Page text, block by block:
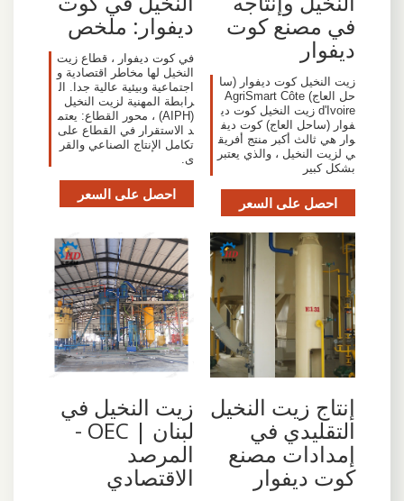
في مصنع كوت
ديفوار
زيت النخيل كوت ديفوار (سا
حل العاج) AgriSmart Côte
d'Ivoire زيت النخيل كوت دي
فوار (ساحل العاج) كوت ديف
وار هي ثالث أكبر منتج أفريق
ي لزيت النخيل ، والذي يعتبر
بشكل كبير
احصل على السعر
ديفوار: ملخص
في كوت ديفوار ، قطاع زيت
النخيل لها مخاطر اقتصادية و
اجتماعية وبيئية عالية جدا. ال
رابطة المهنية لزيت النخيل
(AIPH) ، محور القطاع: يعتم
د الاستقرار في القطاع على
تكامل الإنتاج الصناعي والقر
ى.
احصل على السعر
إنتاج زيت النخيل
التقليدي في
إمدادات مصنع
كوت ديفوار
زيت النخيل في
لبنان | OEC -
المرصد
الاقتصادي